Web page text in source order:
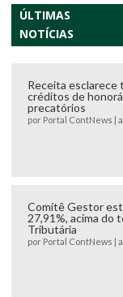
ÚLTIMAS
NOTÍCIAS
Receita esclarece
créditos de
precatórios
por Portal ContNews
Comitê Gestor
27,91%, acima do
Tributária
por Portal ContNews